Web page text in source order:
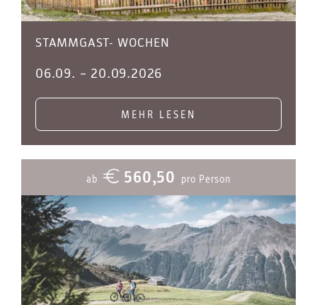
STAMMGAST- WOCHEN
06.09. – 20.09.2026
MEHR LESEN
ab 560,50 pro Person